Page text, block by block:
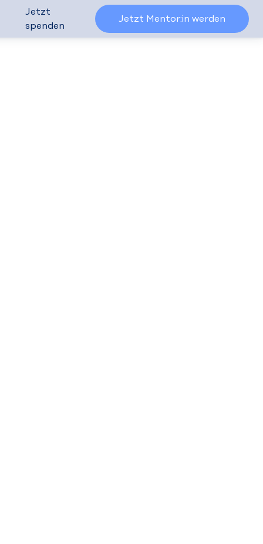
Jetzt
spenden
Jetzt Mentor:in werden